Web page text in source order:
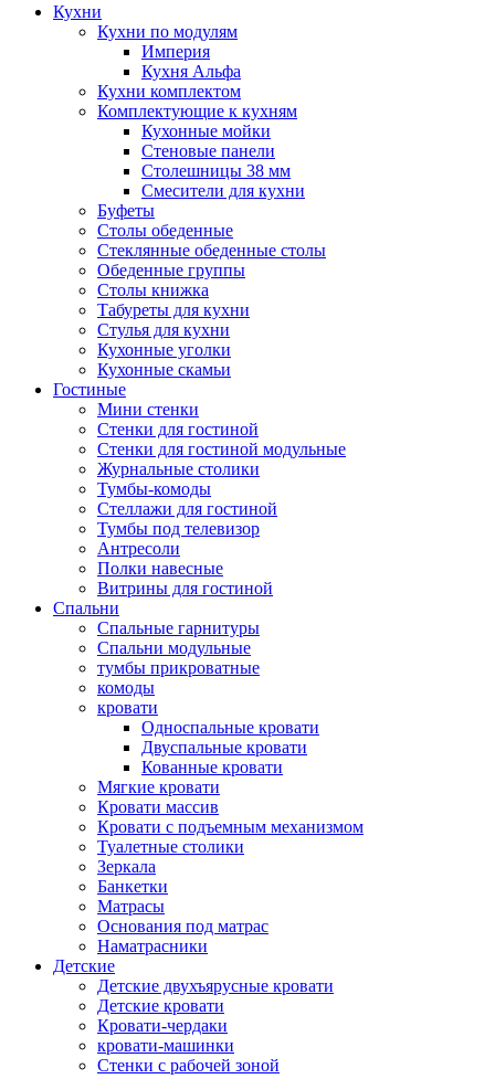
Кухни
Кухни по модулям
Империя
Кухня Альфа
Кухни комплектом
Комплектующие к кухням
Кухонные мойки
Стеновые панели
Столешницы 38 мм
Смесители для кухни
Буфеты
Столы обеденные
Стеклянные обеденные столы
Обеденные группы
Столы книжка
Табуреты для кухни
Стулья для кухни
Кухонные уголки
Кухонные скамьи
Гостиные
Мини стенки
Стенки для гостиной
Стенки для гостиной модульные
Журнальные столики
Тумбы-комоды
Стеллажи для гостиной
Тумбы под телевизор
Антресоли
Полки навесные
Витрины для гостиной
Спальни
Спальные гарнитуры
Спальни модульные
тумбы прикроватные
комоды
кровати
Односпальные кровати
Двуспальные кровати
Кованные кровати
Мягкие кровати
Кровати массив
Кровати с подъемным механизмом
Туалетные столики
Зеркала
Банкетки
Матрасы
Основания под матрас
Наматрасники
Детские
Детские двухъярусные кровати
Детские кровати
Кровати-чердаки
кровати-машинки
Стенки с рабочей зоной